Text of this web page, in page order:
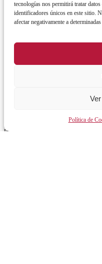
tecnologías nos permitirá tratar
identificadores únicos en este sitio.
afectar negativamente a
Política de
AYUNTAMIENTO
Órganos de gobierno
Normativa y documentación
Identidad Corporativa